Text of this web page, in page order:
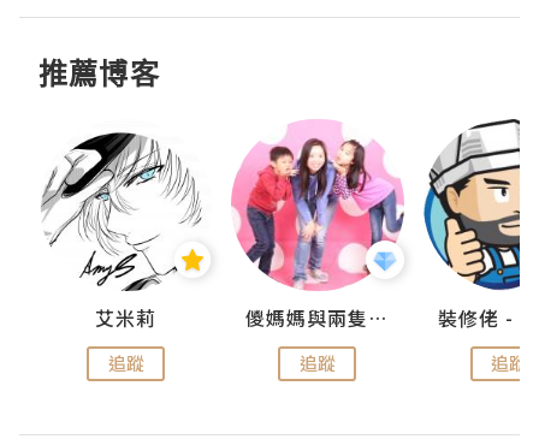
推薦博客
艾米莉
追蹤
儍媽媽與兩隻小魔怪之家
追蹤 追蹤